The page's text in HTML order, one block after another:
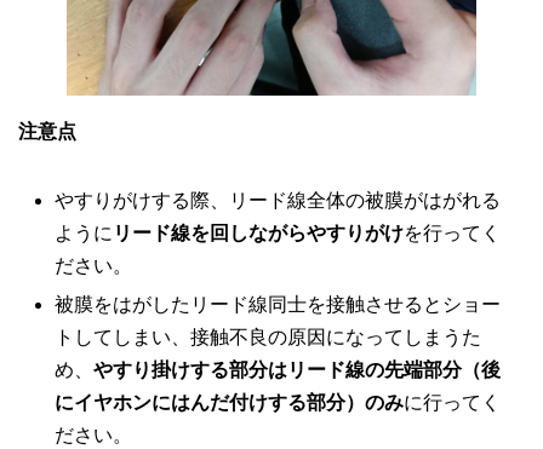
注意点
やすりがけする際、リード線全体の被膜がはがれる
ように リード線を回しながらやすりがけを行ってく
ださい。
被膜をはがしたリード線同士を接触させるとショー
トしてしまい、接触不良の原因になってしまうた
め、 やすり掛けする部分はリード線の先端部分（後
にイヤホンにはんだ付けする部分）のみに行ってく
ださい。